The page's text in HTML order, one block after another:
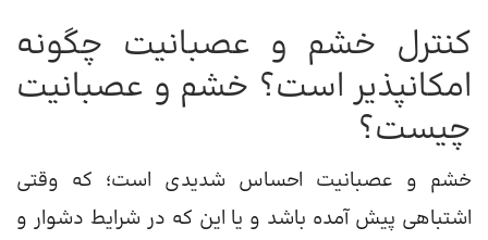
کنترل خشم و عصبانیت چگونه
امکانپذیر است؟ خشم و عصبانیت
چیست؟
خشم و عصبانیت احساس شدیدی است؛ که وقتی
اشتباهی پیش آمده باشد و یا این که در شرایط دشوار و